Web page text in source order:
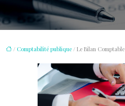
/ Comptabilité publique / Le Bilan Comptable